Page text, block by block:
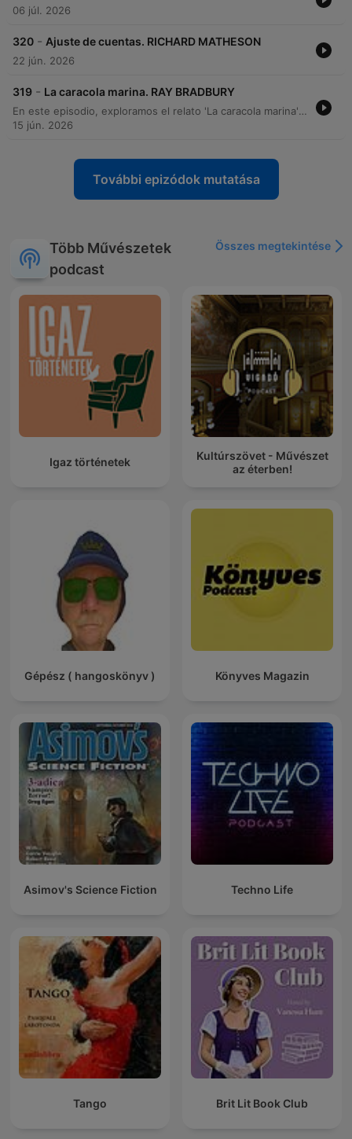
06 júl. 2026
320 - Ajuste de cuentas. RICHARD MATHESON
22 jún. 2026
319 - La caracola marina. RAY BRADBURY
En este episodio, exploramos el relato 'La caracola marina' de Ray Bradbury. Tras una breve introducción a la vida y obra del autor, nos adentramos en la historia de Johnny, un niño enfermo que encuentra en una caracola un portal sensorial hacia el océano. A través del sonido de la caracola, Johnny experimenta la inmensidad del mar, una aventura que trasciende su encierro. El relato culmina cuando su madre, al descubrir el objeto, se ve envuelta en la misma conexión sensorial y profunda con el océano.
15 jún. 2026
További epizódok mutatása
Több Művészetek
podcast
Összes megtekintése
Igaz történetek
Kultúrszövet - Művészet
az éterben!
Gépész ( hangoskönyv ) Könyves Magazin
Asimov's Science Fiction Techno Life
Tango Brit Lit Book Club